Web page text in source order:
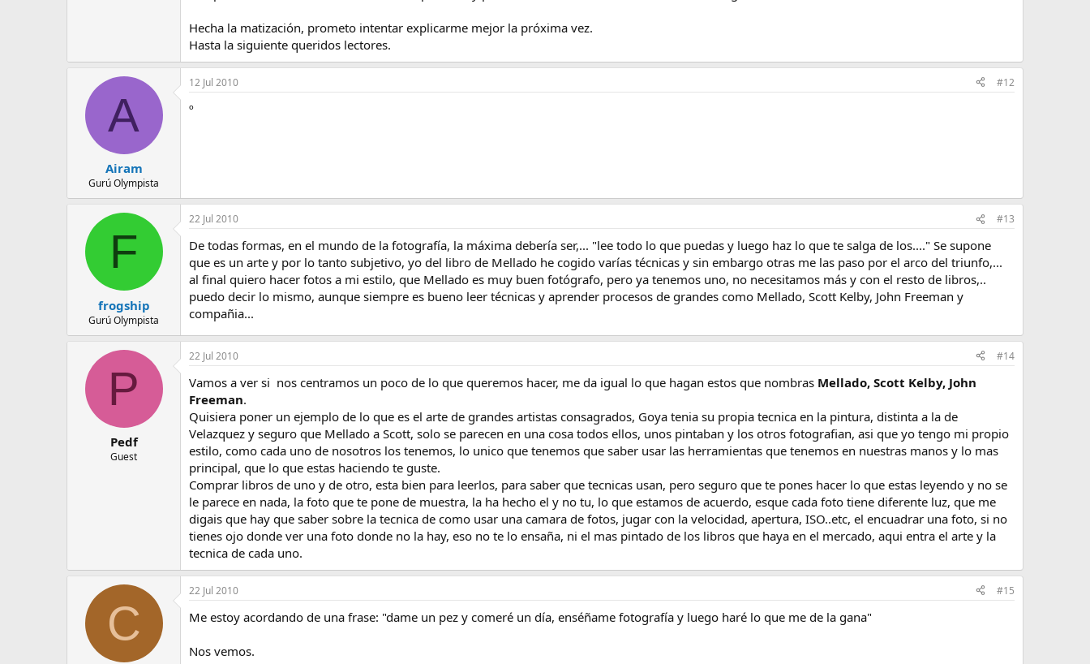
Hecha la matización, prometo intentar explicarme mejor la próxima vez.
Hasta la siguiente queridos lectores.
A
Airam
Gurú Olympista
12 Jul 2010 #12
º
F
frogship
Gurú Olympista
22 Jul 2010 #13
De todas formas, en el mundo de la fotografía, la máxima debería ser,... "lee todo lo que puedas y luego haz lo que te salga de los...." Se supone
que es un arte y por lo tanto subjetivo, yo del libro de Mellado he cogido varías técnicas y sin embargo otras me las paso por el arco del triunfo,...
al final quiero hacer fotos a mi estilo, que Mellado es muy buen fotógrafo, pero ya tenemos uno, no necesitamos más y con el resto de libros,..
puedo decir lo mismo, aunque siempre es bueno leer técnicas y aprender procesos de grandes como Mellado, Scott Kelby, John Freeman y
compañia...
P
Pedf
Guest
22 Jul 2010 #14
Vamos a ver si nos centramos un poco de lo que queremos hacer, me da igual lo que hagan estos que nombras Mellado, Scott Kelby, John
Freeman.
Quisiera poner un ejemplo de lo que es el arte de grandes artistas consagrados, Goya tenia su propia tecnica en la pintura, distinta a la de
Velazquez y seguro que Mellado a Scott, solo se parecen en una cosa todos ellos, unos pintaban y los otros fotografian, asi que yo tengo mi propio
estilo, como cada uno de nosotros los tenemos, lo unico que tenemos que saber usar las herramientas que tenemos en nuestras manos y lo mas
principal, que lo que estas haciendo te guste.
Comprar libros de uno y de otro, esta bien para leerlos, para saber que tecnicas usan, pero seguro que te pones hacer lo que estas leyendo y no se
le parece en nada, la foto que te pone de muestra, la ha hecho el y no tu, lo que estamos de acuerdo, esque cada foto tiene diferente luz, que me
digais que hay que saber sobre la tecnica de como usar una camara de fotos, jugar con la velocidad, apertura, ISO..etc, el encuadrar una foto, si no
tienes ojo donde ver una foto donde no la hay, eso no te lo ensaña, ni el mas pintado de los libros que haya en el mercado, aqui entra el arte y la
tecnica de cada uno.
C
22 Jul 2010 #15
Me estoy acordando de una frase: "dame un pez y comeré un día, enséñame fotografía y luego haré lo que me de la gana"
Nos vemos.